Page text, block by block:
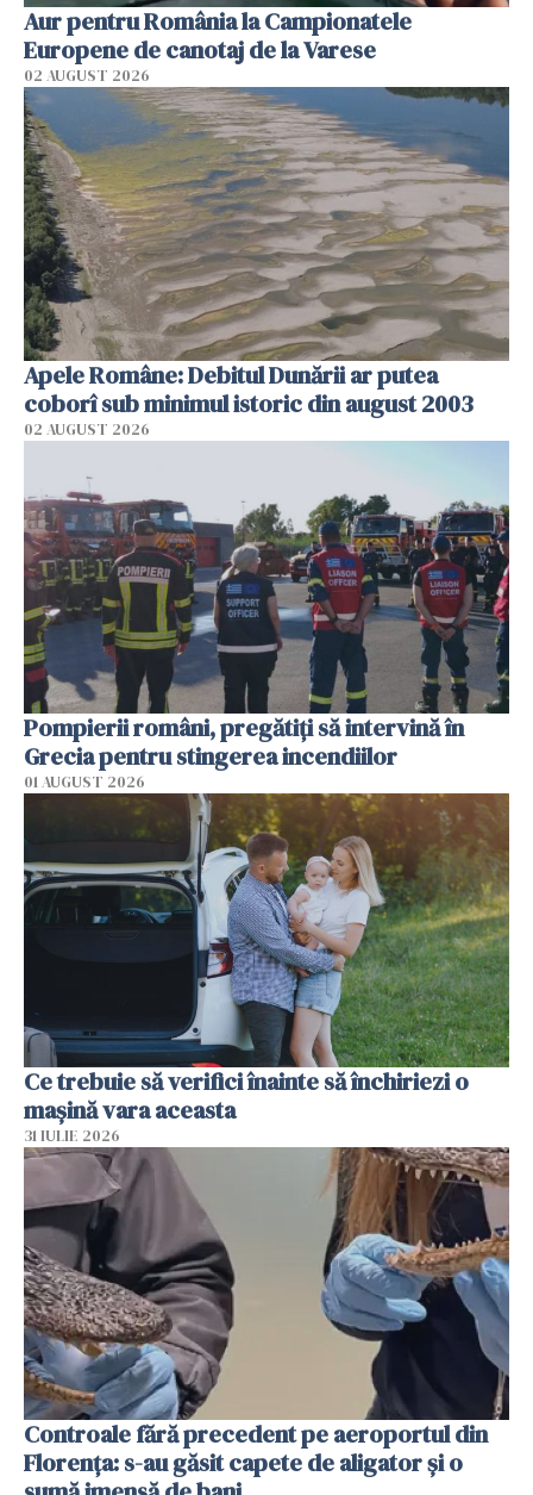
Aur pentru România la Campionatele
Europene de canotaj de la Varese
02 AUGUST 2026
Apele Române: Debitul Dunării ar putea
coborî sub minimul istoric din august 2003
02 AUGUST 2026
Pompierii români, pregătiţi să intervină în
Grecia pentru stingerea incendiilor
01 AUGUST 2026
Ce trebuie să verifici înainte să închiriezi o
mașină vara aceasta
31 IULIE 2026
Controale fără precedent pe aeroportul din
Florența: s-au găsit capete de aligator și o